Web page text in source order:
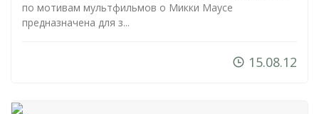
по мотивам мультфильмов о Микки Маусе
предназначена для з...
15.08.12